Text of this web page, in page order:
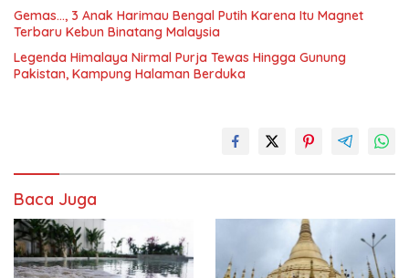
Gemas…, 3 Anak Harimau Bengal Putih Karena Itu Magnet
Terbaru Kebun Binatang Malaysia
Legenda Himalaya Nirmal Purja Tewas Hingga Gunung
Pakistan, Kampung Halaman Berduka
Baca Juga